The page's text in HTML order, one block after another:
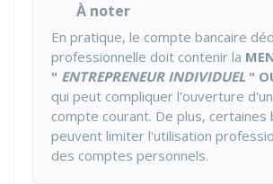
À noter
En pratique, le compte bancaire
professionnelle doit contenir la
" ENTREPRENEUR INDIVIDUEL"
qui peut compliquer l'ouverture
compte courant. De plus, certaines
peuvent limiter l'utilisation
des comptes personnels.